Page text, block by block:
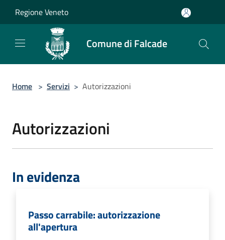
Regione Veneto
Comune di Falcade
Home > Servizi > Autorizzazioni
Autorizzazioni
In evidenza
Passo carrabile: autorizzazione
all'apertura